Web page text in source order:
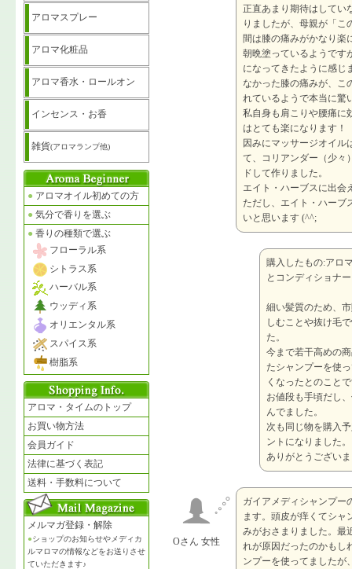
アロマスプレー
アロマ化粧品
アロマ香水・ロールオン
インセンス・お香
雑貨(アロマランプ他)
● アロマオイル初めての方
● 気分で香りを選ぶ
● 香りの種類で選ぶ
フローラル系
シトラス系
ハーバル系
ウッディ系
オリエンタル系
スパイス系
樹脂系
アロマ・タイムのトップ
お買い物方法
会員ガイド
法律に基づく表記
送料・手数料について
メルマガ登録・解除
●ショップのお知らせやメディカ
ルマロマの情報などをお送りさせ
ていただきます♪
正直あまり期待はしてい
りましたが、母親が「こ
間は膝の痛みがかなり楽
朝晩塗っているようです
になってきたように感じ
なかった膝の痛みが、こ
れているようで本当に驚
私自身も肩こりや腰痛に
はとても楽になります！
因みにマッサージオイル
て、コリアンダー（少々
ドして作りました。
エイト・ハーブスに出会
ただし、エイト・ハーブ
いと思います (^^;
購入したもの:アロ
とコンディショナ
細い髪質のため、
しむことや抜け毛
た。
今まで若干高めの
たシャンプーを使
くなったとのこと
お値段も手頃だし
んでました。
次も同じ物を購入
ントになりました。
ありがとうござい
Oさん 女性
ガイアメディシャンプー
ます。頭皮が痒くてシャ
みがおさまりました。最
れが原因だったのかもし
ンプーを使ってましたが